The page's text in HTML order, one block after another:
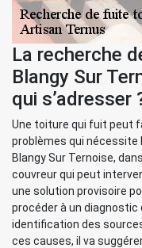
La recherche
Blangy Sur
qui s’adresser
Une toiture qui fuit peut
problèmes qui nécessite
Blangy Sur Ternoise,
couvreur qui peut
une solution provisoire
procéder à un
identification des
ces causes, il va